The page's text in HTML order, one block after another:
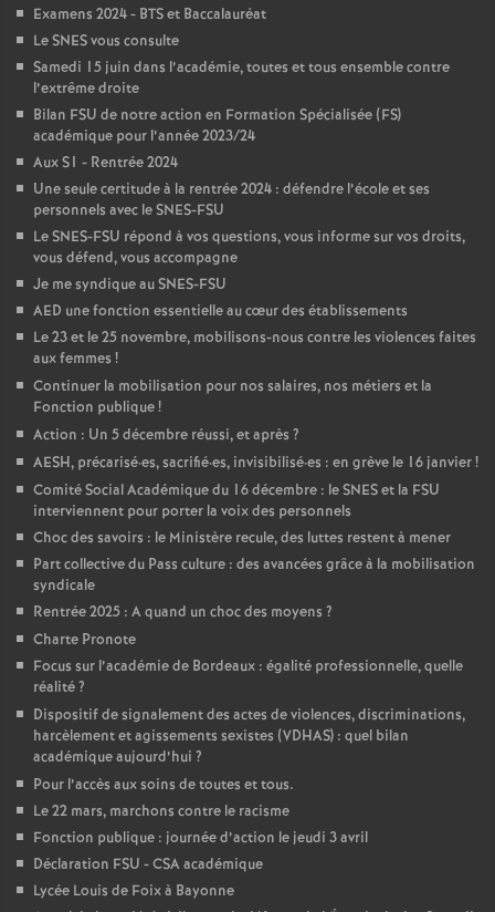
r
l
é
a
n
s
o
u
r
Examens 2024 - BTS et Baccalauréat
Le SNES vous consulte
Samedi 15 juin dans l’académie, toutes et tous ensemble contre
l’extrême droite
Bilan FSU de notre action en Formation Spécialisée (FS)
académique pour l’année 2023/24
Aux S1 - Rentrée 2024
Une seule certitude à la rentrée 2024 : défendre l’école et ses
personnels avec le SNES-FSU
Le SNES-FSU répond à vos questions, vous informe sur vos droits,
vous défend, vous accompagne
Je me syndique au SNES-FSU
AED une fonction essentielle au cœur des établissements
Le 23 et le 25 novembre, mobilisons-nous contre les violences faites
aux femmes !
Continuer la mobilisation pour nos salaires, nos métiers et la
Fonction publique!
Action : Un 5 décembre réussi, et après ?
AESH, précarisé·es, sacrifié·es, invisibilisé·es : en grève le 16 janvier!
Comité Social Académique du 16 décembre : le SNES et la FSU
interviennent pour porter la voix des personnels
Choc des savoirs : le Ministère recule, des luttes restent à mener
Part collective du Pass culture : des avancées grâce à la mobilisation
syndicale
Rentrée 2025 : A quand un choc des moyens ?
Charte Pronote
Focus sur l’académie de Bordeaux : égalité professionnelle, quelle
réalité?
Dispositif de signalement des actes de violences, discriminations,
harcèlement et agissements sexistes (VDHAS) : quel bilan
académique aujourd’hui ?
Pour l’accès aux soins de toutes et tous.
Le 22 mars, marchons contre le racisme
Fonction publique : journée d’action le jeudi 3 avril
Déclaration FSU - CSA académique
Lycée Louis de Foix à Bayonne